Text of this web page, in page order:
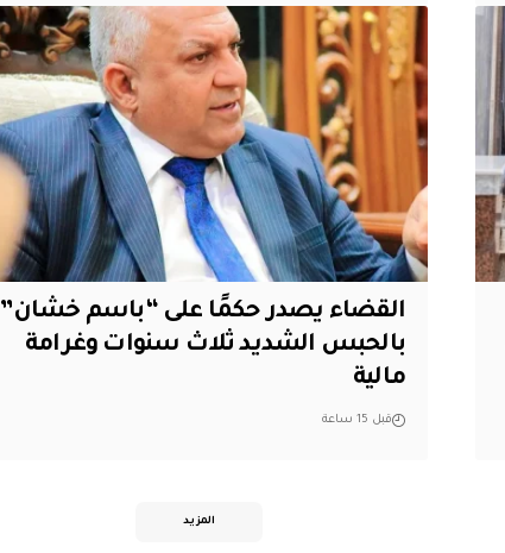
القضاء يصدر حكمًا على “باسم خشان”
بالحبس الشديد ثلاث سنوات وغرامة
مالية
قبل 15 ساعة
المزيد